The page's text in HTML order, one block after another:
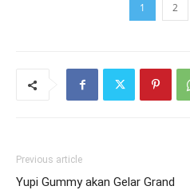
1 2
Previous article
Yupi Gummy akan Gelar Grand